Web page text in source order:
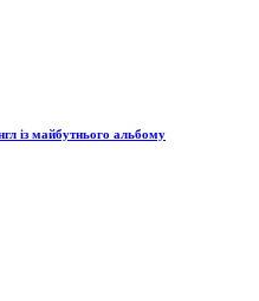
із майбутнього альбому